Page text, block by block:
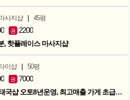
사지샵 | 45평
권 2200
, 핫플레이스 마사지샵
이샵 | 50평
권 7000
강서구 최상급 태국샵 오토8년운영, 최고매출 가게 초급매!!!